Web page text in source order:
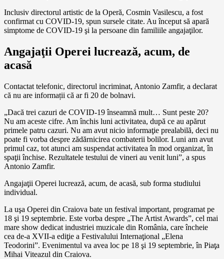
Inclusiv directorul artistic de la Operă, Cosmin Vasilescu, a fost
confirmat cu COVID-19, spun sursele citate. Au început să apară
simptome de COVID-19 şi la persoane din familiile angajaţilor.
Angajaţii Operei lucrează, acum, de
acasă
Contactat telefonic, directorul incriminat, Antonio Zamfir, a declarat
că nu are informații că ar fi 20 de bolnavi.
„Dacă trei cazuri de COVID-19 înseamnă mult… Sunt peste 20?
Nu am aceste cifre. Am închis luni activitatea, după ce au apărut
primele patru cazuri. Nu am avut nicio informaţie prealabilă, deci nu
poate fi vorba despre zădărnicirea combaterii bolilor. Luni am avut
primul caz, tot atunci am suspendat activitatea în mod organizat, în
spaţii închise. Rezultatele testului de vineri au venit luni”, a spus
Antonio Zamfir.
Angajaţii Operei lucrează, acum, de acasă, sub forma studiului
individual.
La uşa Operei din Craiova bate un festival important, programat pe
18 şi 19 septembrie. Este vorba despre „The Artist Awards”, cel mai
mare show dedicat industriei muzicale din România, care încheie
cea de-a XVII-a ediţie a Festivalului Internaţional „Elena
Teodorini”. Evenimentul va avea loc pe 18 şi 19 septembrie, în Piaţa
Mihai Viteazul din Craiova.